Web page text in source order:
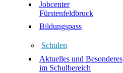
Jobcenter
Fürstenfeldbruck
Bildungspass
Schulen
Aktuelles und Besonderes
im Schulbereich